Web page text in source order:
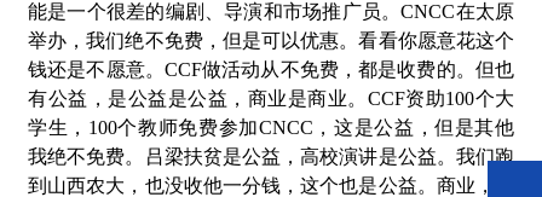
能是一个很差的编剧、导演和市场推广员。CNCC在太原
举办，我们绝不免费，但是可以优惠。看看你愿意花这个
钱还是不愿意。CCF做活动从不免费，都是收费的。但也
有公益，是公益是公益，商业是商业。CCF资助100个大
学生，100个教师免费参加CNCC，这是公益，但是其他
我绝不免费。吕梁扶贫是公益，高校演讲是公益。我们跑
到山西农大，也没收他一分钱，这个也是公益。商业，可